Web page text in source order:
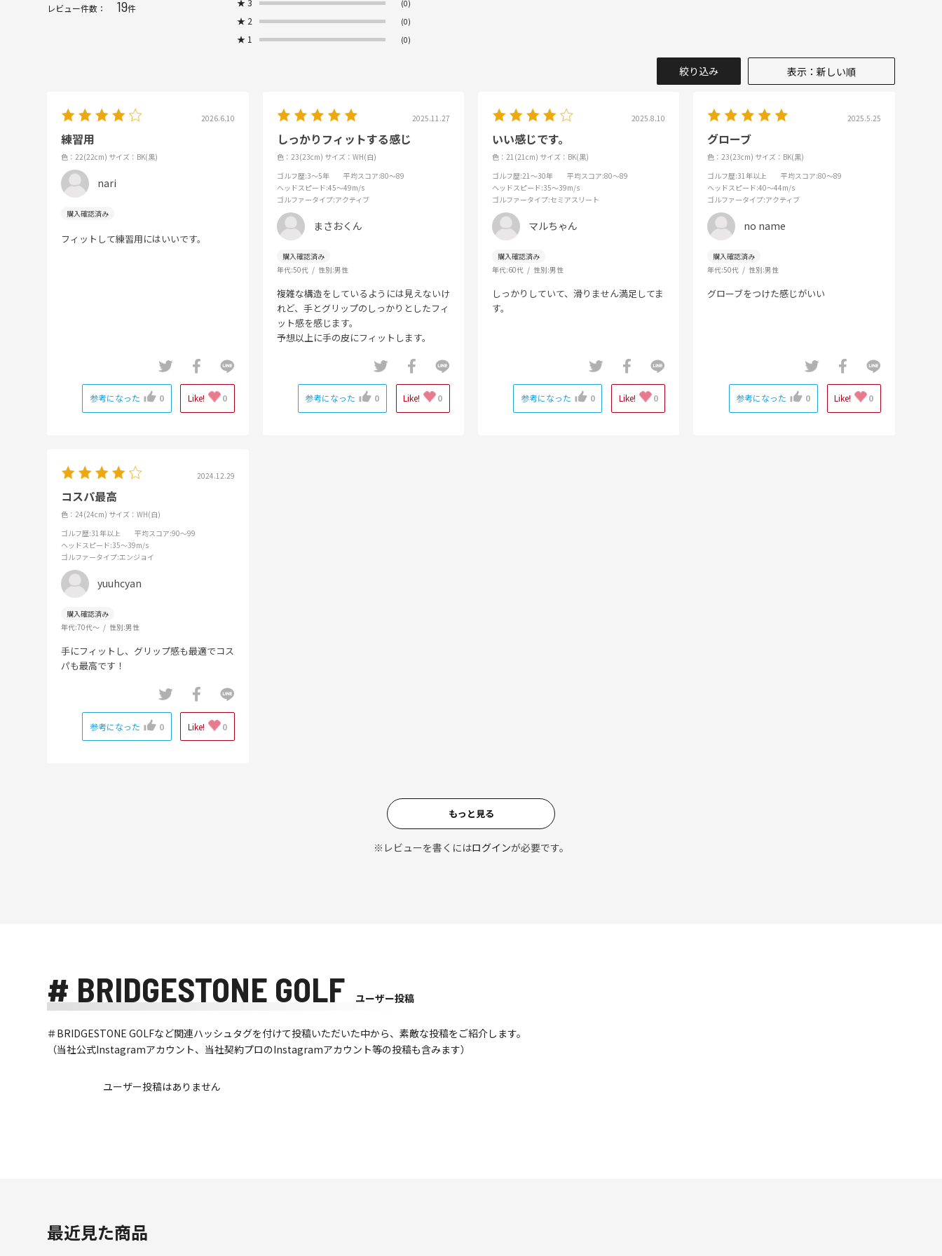
レビュー件数： 19件 ★3 (0)
★ 2 (0)
★ 1 (0)
絞り込み 表示：新しい順
2026.6.10
練習用
色：22(22cm) サイズ：BK(黒)
nari
フィットして練習用にはいいです。
参考になった 0 Like! 0
2025.11.27
しっかりフィットする感じ
色：23(23cm) サイズ：WH(白)
ゴルフ歴:3～5年 平均スコア:80～89
ヘッドスピード:45～49m/s
ゴルファータイプ:アクティブ
まさおくん
年代:50代 性別:男性
複雑な構造をしているようには見えないけ
れど、手とグリップのしっかりとしたフィ
ット感を感じます。
予想以上に手の皮にフィットします。
参考になった 0 Like! 0
2025.8.10
いい感じです。
色：21(21cm) サイズ：BK(黒)
ゴルフ歴:21～30年 平均スコア:80～89
ヘッドスピード:35～39m/s
ゴルファータイプ:セミアスリート
マルちゃん
年代:60代 性別:男性
しっかりしていて、滑りません満足してま
す。
参考になった 0 Like! 0
2025.5.25
グローブ
色：23(23cm) サイズ：BK(黒)
ゴルフ歴:31年以上 平均スコア:80～89
ヘッドスピード:40～44m/s
ゴルファータイプ:アクティブ
no name
年代:50代 性別:男性
グローブをつけた感じがいい
参考になった 0 Like! 0
2024.12.29
コスパ最高
色：24(24cm) サイズ：WH(白)
ゴルフ歴:31年以上 平均スコア:90～99
ヘッドスピード:35～39m/s
ゴルファータイプ:エンジョイ
yuuhcyan
年代:70代～ 性別:男性
手にフィットし、グリップ感も最適でコス
パも最高です！
参考になった 0 Like! 0
もっと見る
※レビューを書くにはログインが必要です。
# BRIDGESTONE GOLF ユーザー投稿
＃BRIDGESTONE GOLFなど関連ハッシュタグを付けて投稿いただいた中から、素敵な投稿をご紹介します。
（当社公式Instagramアカウント、当社契約プロのInstagramアカウント等の投稿も含みます）
ユーザー投稿はありません
最近見た商品